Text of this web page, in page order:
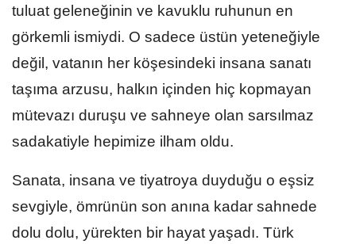
tuluat geleneğinin ve kavuklu ruhunun en
görkemli ismiydi. O sadece üstün yeteneğiyle
değil, vatanın her köşesindeki insana sanatı
taşıma arzusu, halkın içinden hiç kopmayan
mütevazı duruşu ve sahneye olan sarsılmaz
sadakatiyle hepimize ilham oldu.
Sanata, insana ve tiyatroya duyduğu o eşsiz
sevgiyle, ömrünün son anına kadar sahnede
dolu dolu, yürekten bir hayat yaşadı. Türk